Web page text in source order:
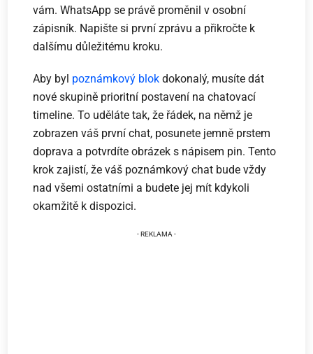
vám. WhatsApp se právě proměnil v osobní
zápisník. Napište si první zprávu a přikročte k
dalšímu důležitému kroku.
Aby byl poznámkový blok dokonalý, musíte dát
nové skupině prioritní postavení na chatovací
timeline. To uděláte tak, že řádek, na němž je
zobrazen váš první chat, posunete jemně prstem
doprava a potvrdíte obrázek s nápisem pin. Tento
krok zajistí, že váš poznámkový chat bude vždy
nad všemi ostatními a budete jej mít kdykoli
okamžitě k dispozici.